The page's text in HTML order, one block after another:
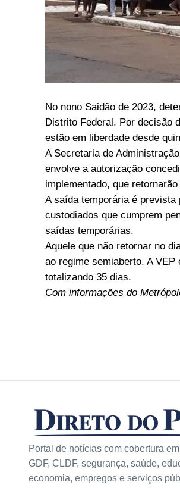
No nono Saidão de 2023,
Distrito Federal. Por decisão
estão em liberdade desde
A Secretaria de
envolve a autorização
implementado, que
A saída temporária é prevista
custodiados que cumprem
saídas temporárias.
Aquele que não retornar no
ao regime semiaberto. A
totalizando 35 dias.
Com informações do
Portal de notícias com cobertura
GDF, CLDF, segurança, saúde,
economia, empregos e serviços